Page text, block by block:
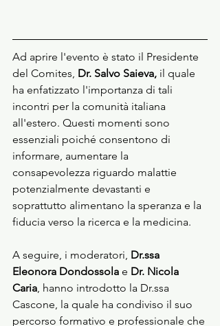
Ad aprire l'evento è stato il Presidente
del Comites, Dr. Salvo Saieva, il quale
ha enfatizzato l'importanza di tali
incontri per la comunità italiana
all'estero. Questi momenti sono
essenziali poiché consentono di
informare, aumentare la
consapevolezza riguardo malattie
potenzialmente devastanti e
soprattutto alimentano la speranza e la
fiducia verso la ricerca e la medicina.
A seguire, i moderatori, Dr.ssa
Eleonora Dondossola e Dr. Nicola
Caria , hanno introdotto la Dr.ssa
Cascone, la quale ha condiviso il suo
percorso formativo e professionale che